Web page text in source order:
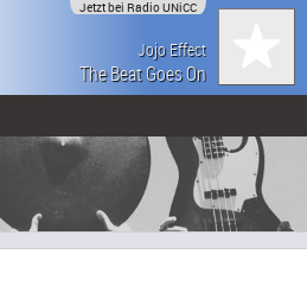
Jetzt bei Radio UNiCC
Jojo Effect
The Beat Goes On